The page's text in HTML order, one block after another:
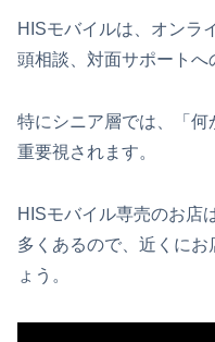
HISモバイルは、オンラ
頭相談、対面サポートへ
特にシニア層では、「
重要視されます。
HISモバイル専売のお店
多くあるので、近くに
ょう。